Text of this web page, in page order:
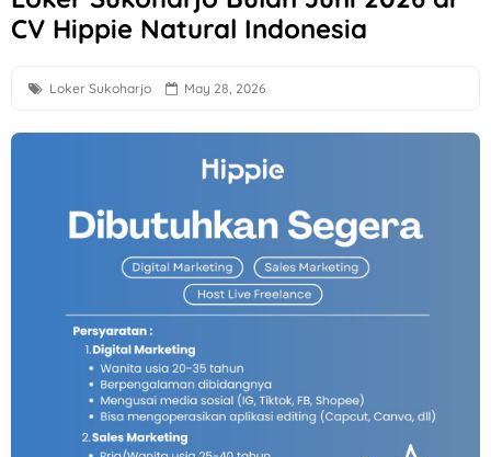
Loker Klaten, Sukoharjo, Surakarta Posisi Field Collector
Loker QC, PPIC, Operator Flexo di PT Quark Quality Pack
Lowongan Kerja Part Time Semarang di W3GG
Loker Human Resource & General Affairs di Plamongan
Loker Semarang Driver di PT Sumberdaya Dian Mandiri
Loker Sleman di PT Bigga Damai Utama Bulan Agustus 2026
Loker Sleman Gaji hingga 6 Juta di Bluesky Communication
Loker Driver Operasional, Ilustrator di CV Dipo Mulyo
CV Hippie Natural Indonesia
Loker Sukoharjo May 28, 2026